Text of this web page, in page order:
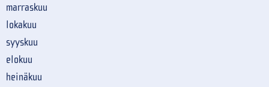
marraskuu
lokakuu
syyskuu
elokuu
heinäkuu